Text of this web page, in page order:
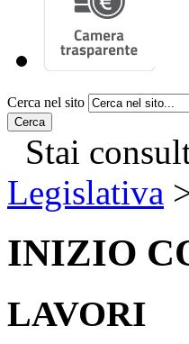
Cerca nel sito
Cerca
Stai
Legislativa
INIZIO
LAVORI